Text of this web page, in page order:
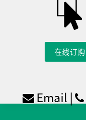
在线订购
Email |